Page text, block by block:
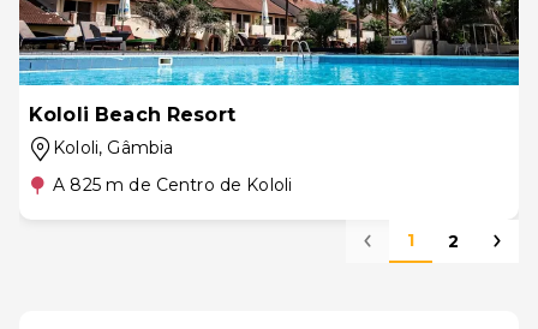
Kololi Beach Resort
Kololi, Gâmbia
A 825 m de Centro de Kololi
1 2